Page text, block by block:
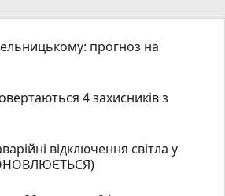
прогноз на
4 захисників з
відключення світла у